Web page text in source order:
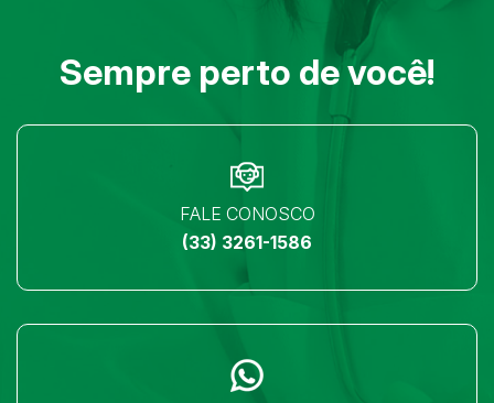
Sempre perto de você!
FALE CONOSCO
(33) 3261-1586